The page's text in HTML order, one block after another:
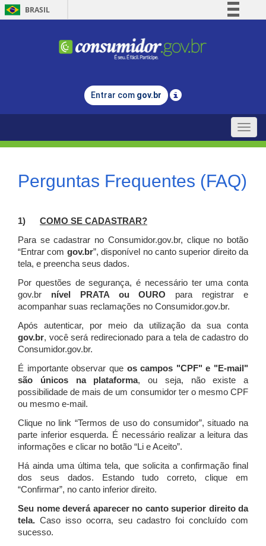
BRASIL
Comunica BR
Legislação
Entrar com gov.br
Toggle
Perguntas Frequentes (FAQ)
1) COMO SE CADASTRAR?
Para se cadastrar no Consumidor.gov.br, clique no botão
“Entrar com gov.br”, disponível no canto superior direito da
tela, e preencha seus dados.
Por questões de segurança, é necessário ter uma conta
gov.br nível PRATA ou OURO para registrar e
acompanhar suas reclamações no Consumidor.gov.br.
Após autenticar, por meio da utilização da sua conta
gov.br, você será redirecionado para a tela de cadastro do
Consumidor.gov.br.
É importante observar que os campos "CPF" e "E-mail"
são únicos na plataforma, ou seja, não existe a
possibilidade de mais de um consumidor ter o mesmo CPF
ou mesmo e-mail.
Clique no link “Termos de uso do consumidor”, situado na
parte inferior esquerda. É necessário realizar a leitura das
informações e clicar no botão “Li e Aceito”.
Há ainda uma última tela, que solicita a confirmação final
dos seus dados. Estando tudo correto, clique em
“Confirmar”, no canto inferior direito.
Seu nome deverá aparecer no canto superior direito da
tela. Caso isso ocorra, seu cadastro foi concluído com
sucesso.